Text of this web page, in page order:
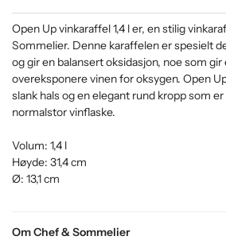
Om Chef & Sommelier
Open Up vinkaraffel 1,4 l er, en stilig
Sommelier. Denne karaffelen er spesielt
og gir en balansert oksidasjon, noe som
overeksponere vinen for oksygen. Open
slank hals og en elegant rund kropp som
normalstor vinflaske.
Volum: 1,4 l
Høyde: 31,4 cm
Ø: 13,1 cm